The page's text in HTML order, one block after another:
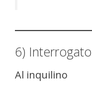
6)
Al inquilino